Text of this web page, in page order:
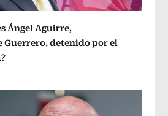
Ángel Aguirre,
Guerrero, detenido por el